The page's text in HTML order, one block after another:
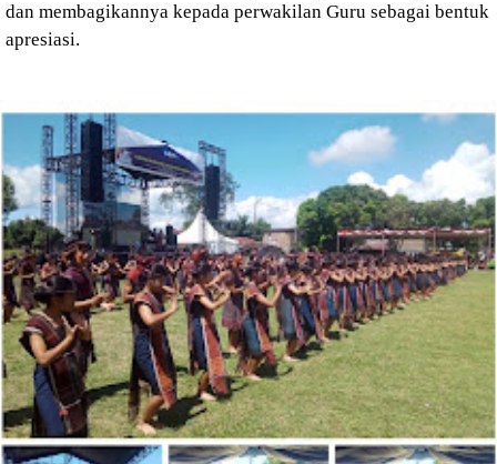
dan membagikannya kepada perwakilan Guru sebagai bentuk
apresiasi.